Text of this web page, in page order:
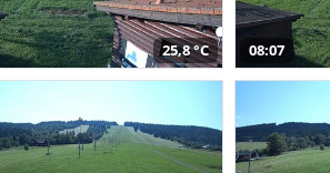
25,8 °C 08:07